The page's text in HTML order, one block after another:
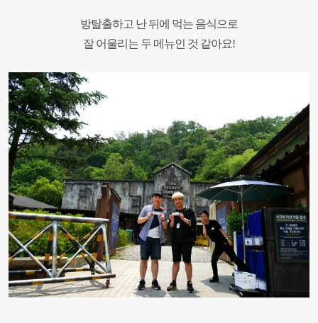
방탈출하고 난 뒤에 먹는 음식으로
잘 어울리는 두 메뉴인 것 같아요!